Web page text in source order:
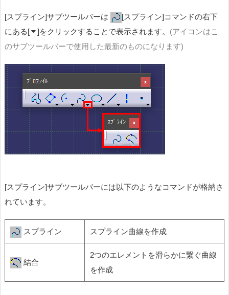
[スプライン]サブツールバーは
[スプライン]コマンドの右下
にある[
]をクリックすることで表示されます。 (アイコンはこ
のサブツールバーで使用した最新のものになります)
[スプライン]サブツールバーには以下のようなコマンドが格納さ
れています。
スプライン スプライン曲線を作成
結合
2つのエレメントを滑らかに繋ぐ曲線
を作成